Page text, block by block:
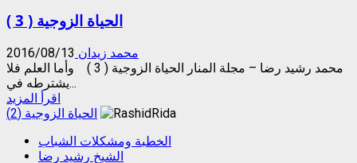
الحياة الزوجية ( 3 )
محمد زيدان 2016/08/13
محمد رشيد رضا – مجلة المنار الحياة الزوجية ( 3 ) وأما العلم فلا
يشترطه في...
اقرأ المزيد
more
الحياة
الزوجية
الحياة الزوجية (2)
الخطبة ومشكلات الشباب
الشيخ رشيد رضا